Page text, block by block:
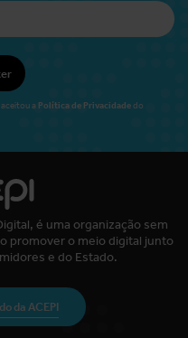
a Política de Privacidadedo
é uma organização sem
promover o meio digital junto
e do Estado.
da ACEPI